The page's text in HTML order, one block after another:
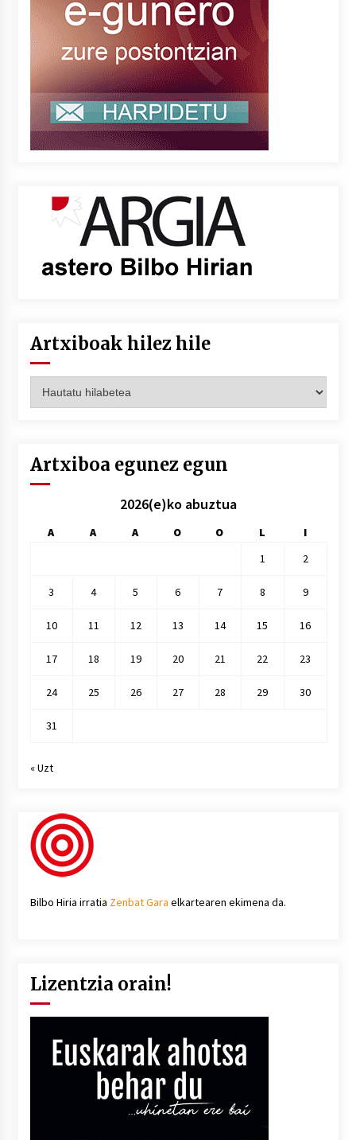
Artxiboak hilez hile
hilez
Artxiboa egunez egun
2026(e)ko abuztua
A A A O O L
I
1
2
3 4 5 6 7 8 9
10 11 12 13 14 15 16
17 18 19 20 21 22 23
24 25 26 27 28 29 30
31
« Uzt
Bilbo Hiria irratia Zenbat Gara elkartearen ekimena da.
Lizentzia orain!